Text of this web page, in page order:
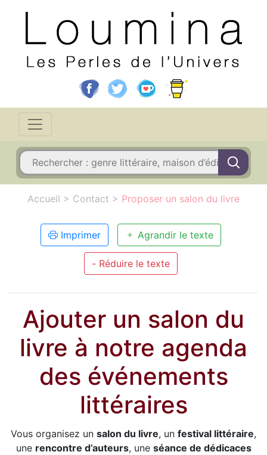
Accueil > Contact > Proposer un salon du livre
Imprimer Agrandir le texte
- Réduire le texte
Ajouter un salon du
livre à notre agenda
des événements
littéraires
Vous organisez un salon du livre, un festival littéraire,
une rencontre d’auteurs, une séance de dédicaces